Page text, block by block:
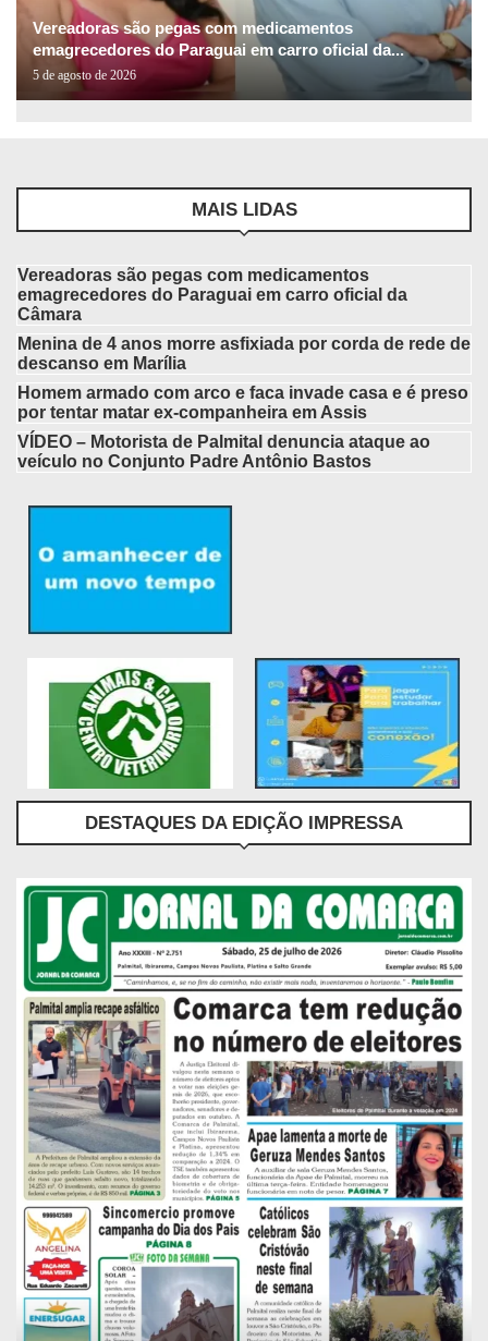
Vereadoras são pegas com medicamentos
emagrecedores do Paraguai em carro oficial da...
5 de agosto de 2026
MAIS LIDAS
Vereadoras são pegas com medicamentos
emagrecedores do Paraguai em carro oficial da
Câmara
Menina de 4 anos morre asfixiada por corda de rede de
descanso em Marília
Homem armado com arco e faca invade casa e é preso
por tentar matar ex-companheira em Assis
VÍDEO – Motorista de Palmital denuncia ataque ao
veículo no Conjunto Padre Antônio Bastos
DESTAQUES DA EDIÇÃO IMPRESSA